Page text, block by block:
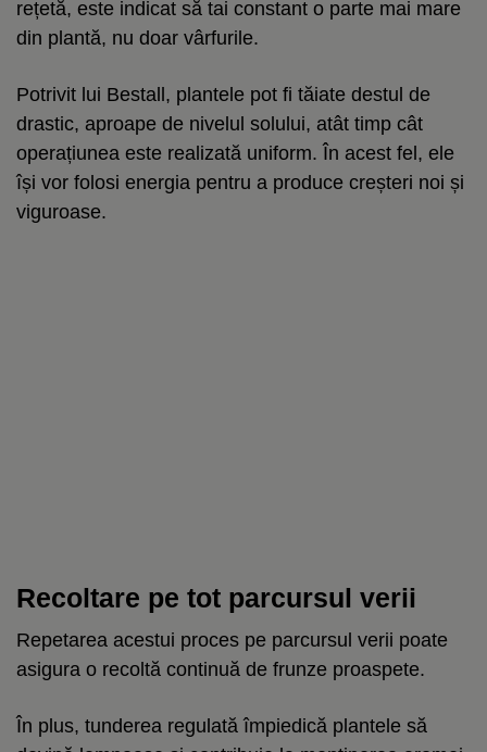
rețetă, este indicat să tai constant o parte mai mare
din plantă, nu doar vârfurile.
Potrivit lui Bestall, plantele pot fi tăiate destul de
drastic, aproape de nivelul solului, atât timp cât
operațiunea este realizată uniform. În acest fel, ele
își vor folosi energia pentru a produce creșteri noi și
viguroase.
Recoltare pe tot parcursul verii
Repetarea acestui proces pe parcursul verii poate
asigura o recoltă continuă de frunze proaspete.
În plus, tunderea regulată împiedică plantele să